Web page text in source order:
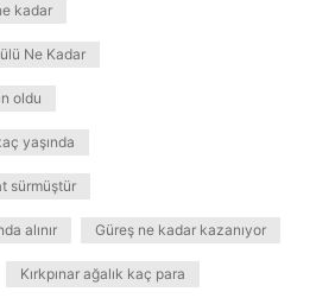
kadar
Ne Kadar
oldu
yaşında
sürmüştür
alınır Güreş ne kadar kazanıyor
Kırkpınar ağalık kaç para